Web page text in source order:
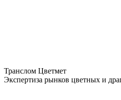
Транслом Цветмет
Экспертиза рынков цветных и